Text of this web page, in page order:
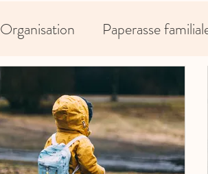
Organisation Paperasse